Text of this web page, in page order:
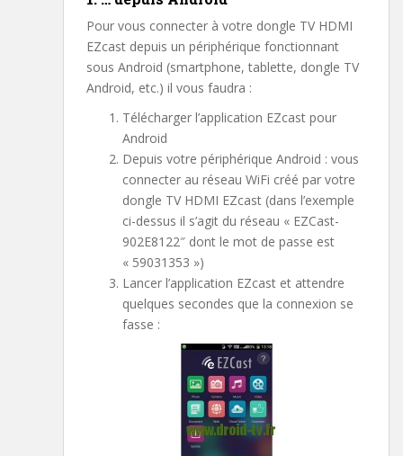
Pour vous connecter à votre dongle TV HDMI
EZcast depuis un périphérique fonctionnant
sous Android (smartphone, tablette, dongle TV
Android, etc.) il vous faudra :
Télécharger l’application EZcast pour
Android
Depuis votre périphérique Android : vous
connecter au réseau WiFi créé par votre
dongle TV HDMI EZcast (dans l’exemple
ci-dessus il s’agit du réseau « EZCast-
902E8122″ dont le mot de passe est
« 59031353 »)
Lancer l’application EZcast et attendre
quelques secondes que la connexion se
fasse :